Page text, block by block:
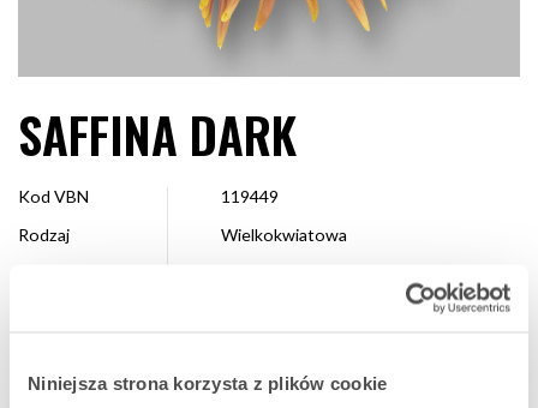
Niniejsza strona korzysta z plików cookie
SAFFINA DARK
Kod VBN
119449
Rodzaj
Wielkokwiatowa
Hodowca
Royal van Zanten